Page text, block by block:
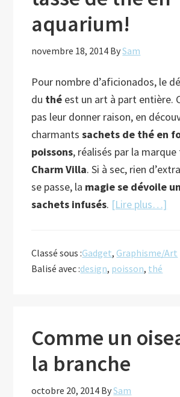
aquarium!
novembre 18, 2014 BySam
Pour nombre d’aficionados, le
du thé est un art à part entière.
pas leur donner raison, en
charmantssachets de thé en
poissons, réalisés par la
Charm Villa. Si à sec, rien
se passe, la magie se dévoile
sachets infusés. [Lire plus…]
Classé sous :Gadget, Graphisme/Art
Balisé avec :design, poisson, thé
Comme un
la branche
octobre 20, 2014 BySam